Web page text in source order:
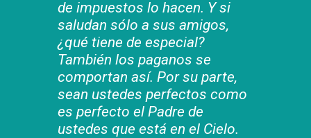
de impuestos lo hacen. Y si
saludan sólo a sus amigos,
¿qué tiene de especial?
También los paganos se
comportan así. Por su parte,
sean ustedes perfectos como
es perfecto el Padre de
ustedes que está en el Cielo.